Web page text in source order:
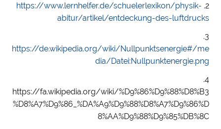
2.
https://www.lernhelfer.de/schuelerlexikon/physik-
abitur/artikel/entdeckung-des-luftdrucks
3.
https://de.wikipedia.org/wiki/Nullpunktsenergie#/me
dia/Datei:Nullpunktenergie.png
4.
https://fa.wikipedia.org/wiki/%D9%86%D9%88%D8%B3
%D8%A7%D9%86_%DA%A9%D9%88%D8%A7%D9%86%D
8%AA%D9%88%D9%85%DB%8C